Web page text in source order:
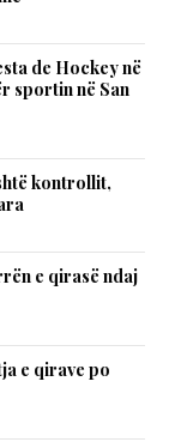
de Hockey në
sportin në San
kontrollit,
e qirasë ndaj
e qirave po